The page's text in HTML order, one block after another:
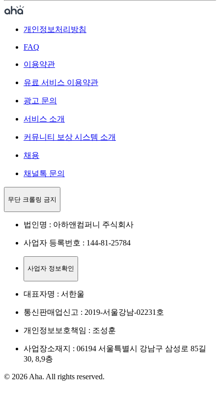
개인정보처리방침
FAQ
이용약관
유료 서비스 이용약관
광고 문의
서비스 소개
커뮤니티 보상 시스템 소개
채용
채널톡 문의
무단 크롤링 금지
법인명 : 아하앤컴퍼니 주식회사
사업자 등록번호 : 144-81-25784
사업자 정보확인
대표자명 : 서한울
통신판매업신고 : 2019-서울강남-02231호
개인정보보호책임 : 조성훈
사업장소재지 : 06194 서울특별시 강남구 삼성로 85길
30, 8,9층
© 2026 Aha. All rights reserved.